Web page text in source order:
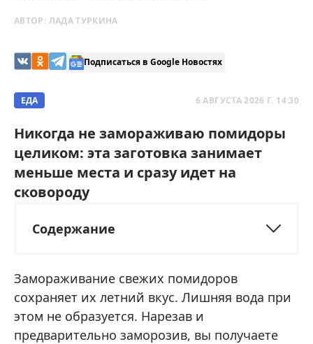
АВТОР: ЛАДА ТУРКИНА
Подписаться в Google Новостях
ЕДА 6 АВГУСТА 2026 Г. 14:30
Никогда не замораживаю помидоры
целиком: эта заготовка занимает
меньше места и сразу идет на
сковороду
Содержание
Замораживание свежих помидоров
сохраняет их летний вкус. Лишняя вода при
этом не образуется. Нарезав и
предварительно заморозив, вы получаете